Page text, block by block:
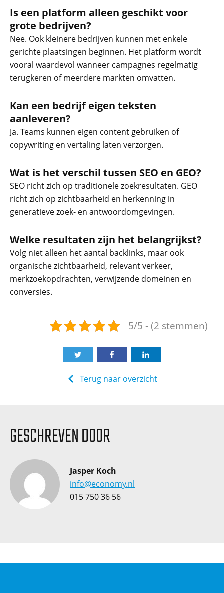
Is een platform alleen geschikt voor
grote bedrijven?
Nee. Ook kleinere bedrijven kunnen met enkele
gerichte plaatsingen beginnen. Het platform wordt
vooral waardevol wanneer campagnes regelmatig
terugkeren of meerdere markten omvatten.
Kan een bedrijf eigen teksten
aanleveren?
Ja. Teams kunnen eigen content gebruiken of
copywriting en vertaling laten verzorgen.
Wat is het verschil tussen SEO en GEO?
SEO richt zich op traditionele zoekresultaten. GEO
richt zich op zichtbaarheid en herkenning in
generatieve zoek- en antwoordomgevingen.
Welke resultaten zijn het belangrijkst?
Volg niet alleen het aantal backlinks, maar ook
organische zichtbaarheid, relevant verkeer,
merkzoekopdrachten, verwijzende domeinen en
conversies.
5/5 - (2 stemmen)
Terug naar overzicht
GESCHREVEN DOOR
Jasper Koch
info@economy.nl
015 750 36 56